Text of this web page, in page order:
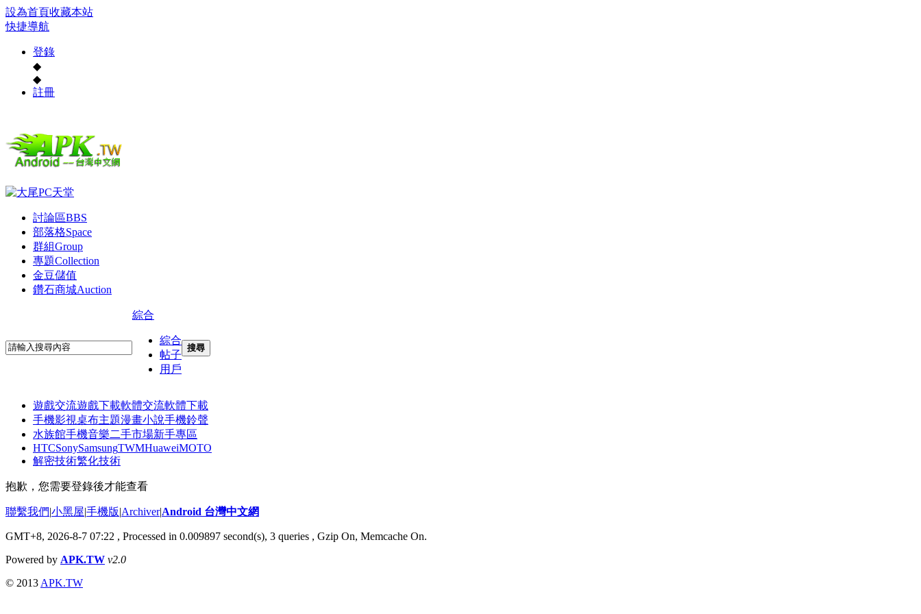
設為首頁收藏本站
快捷導航
登錄
◆
◆
註冊
討論區BBS
部落格Space
群組Group
專題Collection
金豆儲值
鑽石商城Auction
綜合
綜合
帖子
用戶
搜尋
遊戲交流遊戲下載軟體交流軟體下載
手機影視桌布主題漫畫小說手機鈴聲
水族館手機音樂二手市場新手專區
HTCSonySamsungTWMHuaweiMOTO
解密技術繁化技術
抱歉，您需要登錄後才能查看
聯繫我們|小黑屋|手機版|Archiver|Android 台灣中文網
GMT+8, 2026-8-7 07:22 , Processed in 0.009897 second(s), 3 queries , Gzip On, Memcache On.
Powered by APK.TW v2.0
© 2013 APK.TW